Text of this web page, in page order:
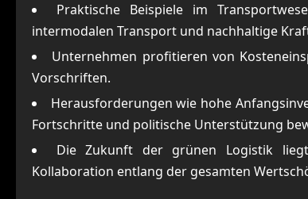
Praktische Beispiele im
intermodalen Transport und nachhaltige
Unternehmen profitieren von
Vorschriften.
Herausforderungen wie hohe
Fortschritte und politische Unterstützung
Die Zukunft der grünen Logistik
Kollaboration entlang der gesamten